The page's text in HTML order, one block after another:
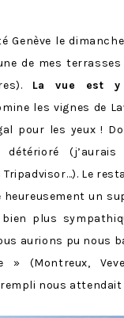
Genève le
de mes
La vue est y
les vignes de
pour les yeux !
détérioré
Tripadvisor…). Le
heureusement un
plus
aurions pu nous
» (Montreux,
nous attendait